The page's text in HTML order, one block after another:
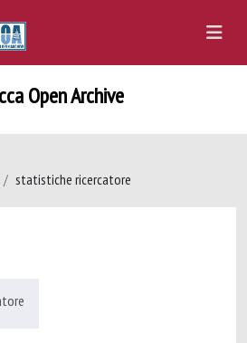
Open Archive
statistiche ricercatore